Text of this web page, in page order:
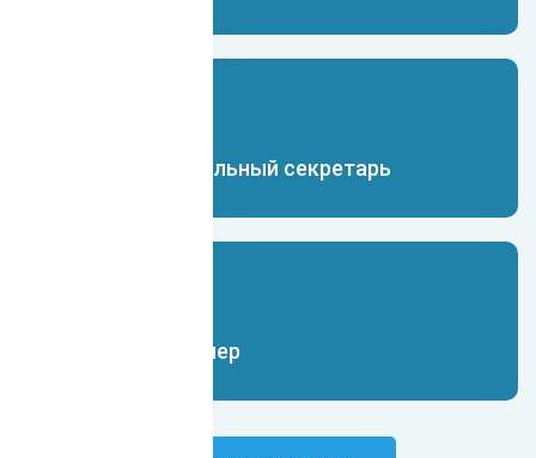
Чат-бот виртуальный секретарь
Чат-бот дизайнер